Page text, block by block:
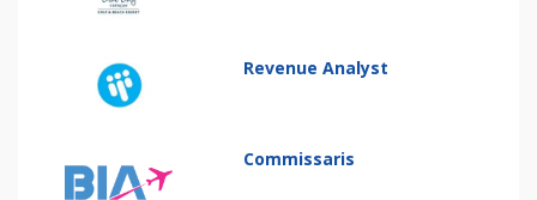
Revenue Analyst
Commissaris